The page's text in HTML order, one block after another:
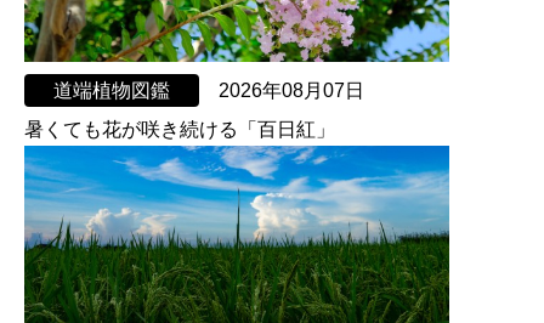
道端植物図鑑
2026年08月07日
暑くても花が咲き続ける「百日紅」